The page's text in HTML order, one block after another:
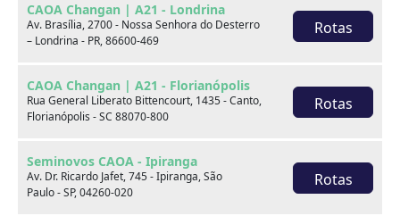
CAOA Changan | A21 - Londrina
Av. Brasília, 2700 - Nossa Senhora do Desterro
– Londrina - PR, 86600-469
Rotas
CAOA Changan | A21 - Florianópolis
Rua General Liberato Bittencourt, 1435 - Canto,
Florianópolis - SC 88070-800
Rotas
Seminovos CAOA - Ipiranga
Av. Dr. Ricardo Jafet, 745 - Ipiranga, São
Paulo - SP, 04260-020
Rotas
Destaques